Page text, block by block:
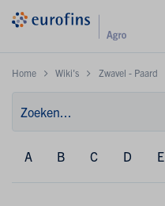
Home Wiki's Zwavel - Paard
A B C D E